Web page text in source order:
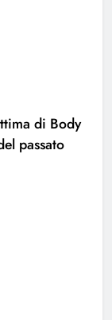
di Body
passato